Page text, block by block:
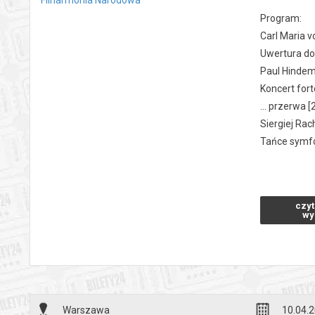
Program:
Carl Maria
Uwertura
Paul
Koncert
... przerwa
Siergiej
Tańce
dawne
słuchacza
Niemiecki
Warszawa